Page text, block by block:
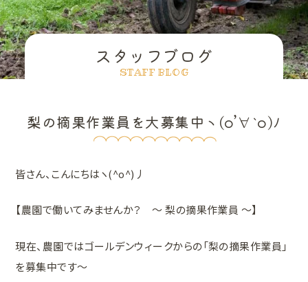
スタッフブログ
STAFF BLOG
梨の摘果作業員を大募集中ヽ(o’∀`o)ﾉ
皆さん、こんにちはヽ(^o^)丿
【農園で働いてみませんか？ ～ 梨の摘果作業員 ～】
現在、農園ではゴールデンウィークからの「梨の摘果作業員」
を募集中です～